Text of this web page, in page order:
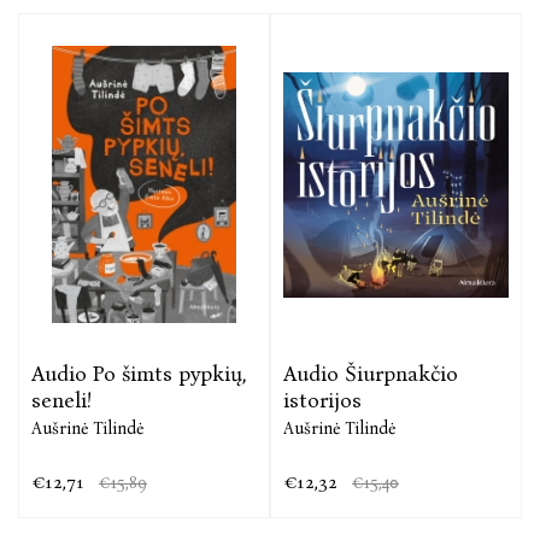
pasirodžiusi knyga sulaukė didelio skaitytojų
susidomėjimo.
Audio Po šimts pypkių,
seneli!
Aušrinė Tilindė
€12,71 €15,89
Audio Šiurpnakčio
istorijos
Aušrinė Tilindė
€12,32 €15,40